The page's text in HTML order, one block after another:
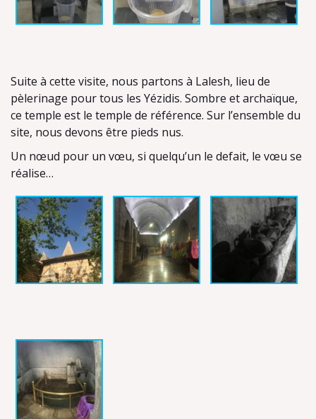
Suite à cette visite, nous partons à Lalesh, lieu de
pèlerinage pour tous les Yézidis. Sombre et archaïque,
ce temple est le temple de référence. Sur l’ensemble du
site, nous devons être pieds nus.
Un nœud pour un vœu, si quelqu’un le defait, le vœu se
réalise…